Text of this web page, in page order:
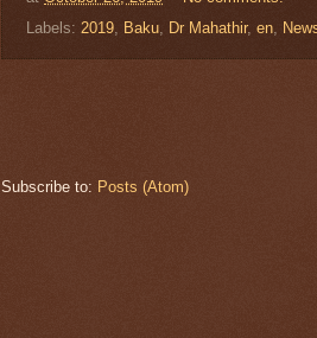
Labels: 2019, Baku, Dr Mahathir, en,
Subscribe to: Posts (Atom)